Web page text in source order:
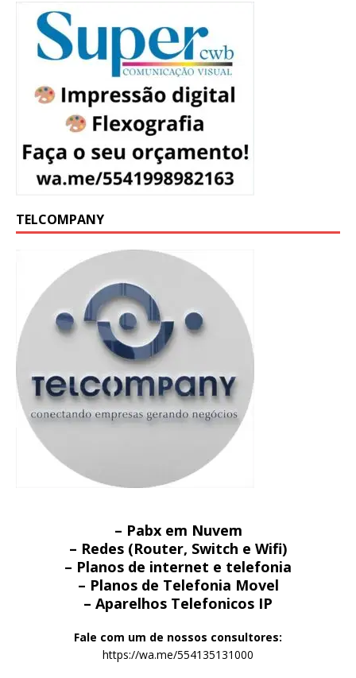
TELCOMPANY
– Pabx em Nuvem
– Redes (Router, Switch e Wifi)
– Planos de internet e telefonia
– Planos de Telefonia Movel
– Aparelhos Telefonicos IP
Fale com um de nossos consultores:
https://wa.me/554135131000